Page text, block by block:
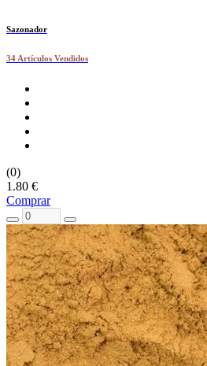
Sazonador
34 Artículos Vendidos
(0)
1.80 €
Comprar